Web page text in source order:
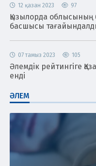
12 қазан 2023 97
Қызылорда облысының
басшысы
07 тамыз 2023 105
Әлемдік рейтингіге
енді
ӘЛЕМ